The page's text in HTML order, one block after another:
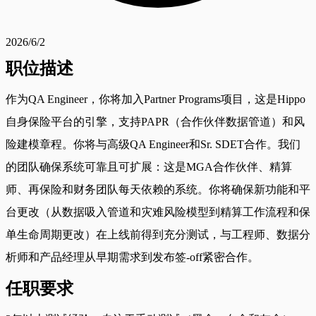
2026/6/2
职位描述
作为QA Engineer，你将加入Partner Programs项目，这是Hippo
自身保险平台的引擎，支持PAPR（合作伙伴数据管道）和风
险建模章程。你将与高级QA Engineer和Sr. SDET合作。我们
的团队确保系统可靠且可扩展：这是MGA合作伙伴、精算
师、再保险和财务团队每天依赖的系统。你将确保新功能和平
台更改（从数据吸入管道和灾难风险模型到精算工作流程和保
单生命周期更改）在上线前得到充分测试，与工程师、数据分
析师和产品经理从早期需求到发布签-off紧密合作。
任职要求